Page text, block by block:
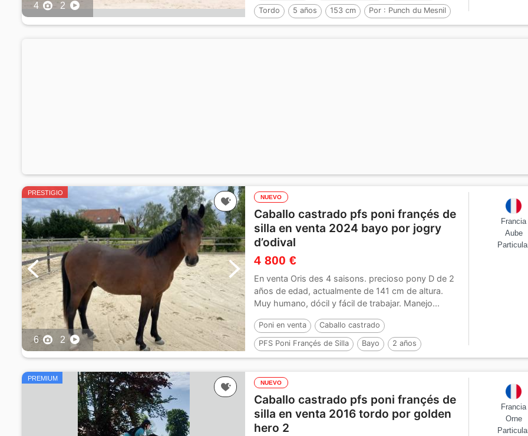
4 2 Tordo 5 años 153 cm Por : Punch du Mesnil
PRESTIGIO
6 2
NUEVO
Caballo castrado pfs poni françés de
silla en venta 2024 bayo por jogry
d’odival
4 800 €
En venta Oris des 4 saisons. precioso pony D de 2
años de edad, actualmente de 141 cm de altura.
Muy humano, dócil y fácil de trabajar. Manejo...
Poni en venta Caballo castrado
PFS Poni Françés de Silla Bayo 2 años
141 cm Por :Jogry d’Odival
Francia
Aube
PREMIUM
NUEVO
Caballo castrado pfs poni françés de
silla en venta 2016 tordo por golden
hero 2
Francia
Orne